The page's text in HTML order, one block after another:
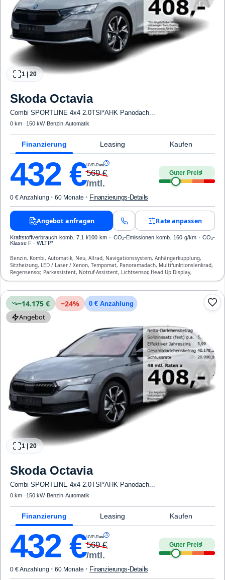
1 20
Skoda Octavia
Combi SPORTLINE 4x4 2.0TSI*AHK Panodach...
0 km· · 150 kW· Benzin·Automatik
Finanzierung Leasing Kaufen
432 €UVP-Rate 3
569€
/mtl.
Guter Preis4
0 € Anzahlung · 60 Monate · Finanzierungs-Details
Angebot anfragen Rate anpassen
Kraftstoffverbrauch komb. 7,1 l/100 km · CO₂-Emissionen komb. 160 g/km · CO₂-
Klasse F · WLTP*
Benzin, Kombi, Automatik, Neu, Allrad, Navigationssystem, Anhängerkupplung,
Sitzheizung, LED / Laser / Xenon, Tempomat, Panoramadach, Multifunktionslenkrad,
Regensensor, Parkassistent, Notruf-Assistent, Lichtsensor, Head Up Display,
Start/Stopp-Automatik, Bluetooth, Freisprecheinrichtung, Verkehrszeichen-
−14.175 € −24% 0 € Anzahlung
Angebot
1 20
Skoda Octavia
Combi SPORTLINE 4x4 2.0TSI*AHK Panodach...
0 km· · 150 kW· Benzin·Automatik
Finanzierung Leasing Kaufen
432 €UVP-Rate 3
569€
/mtl.
Guter Preis4
0 € Anzahlung · 60 Monate · Finanzierungs-Details